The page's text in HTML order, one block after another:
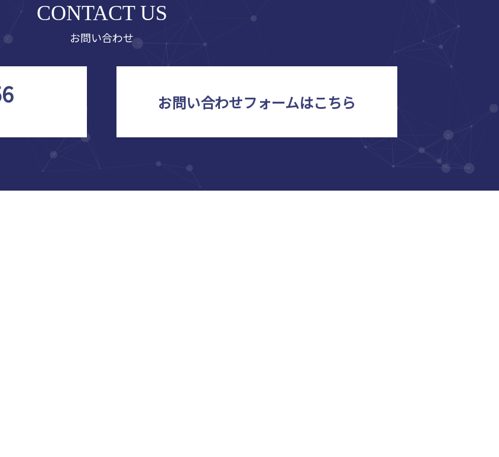
CONTACT US
お問い合わせ
お問い合わせフォームはこちら